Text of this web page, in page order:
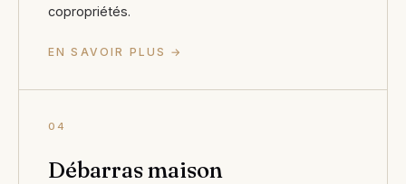
copropriétés.
EN SAVOIR PLUS →
04
Débarras maison